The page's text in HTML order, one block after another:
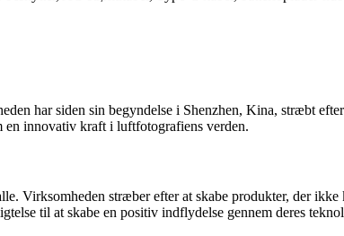
har siden sin begyndelse i Shenzhen, Kina, stræbt
en innovativ kraft i luftfotografiens verden.
Virksomheden stræber efter at skabe produkter, der ikke
til at skabe en positiv indflydelse gennem deres